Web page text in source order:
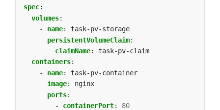
spec:
volumes:
- name:
task-pv-storage
persistentVolumeClaim:
claimName:
task-pv-claim
containers:
- name:
task-pv-container
image:
nginx
ports:
- containerPort:
80